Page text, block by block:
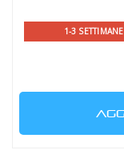
1-3 SETTIMANE